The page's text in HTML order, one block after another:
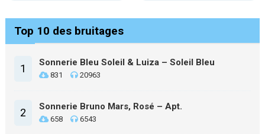
Top 10 des bruitages
1 Sonnerie Bleu Soleil & Luiza – Soleil Bleu
831 20963
2 Sonnerie Bruno Mars, Rosé – Apt.
658 6543